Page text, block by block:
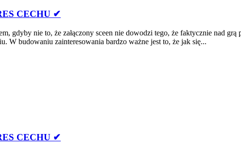
CECHU ✔
gdyby nie to, że załączony sceen nie dowodzi tego, że faktycznie nad
W budowaniu zainteresowania bardzo ważne jest to, że jak się...
CECHU ✔